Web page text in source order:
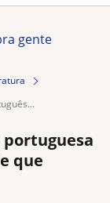
gente
que